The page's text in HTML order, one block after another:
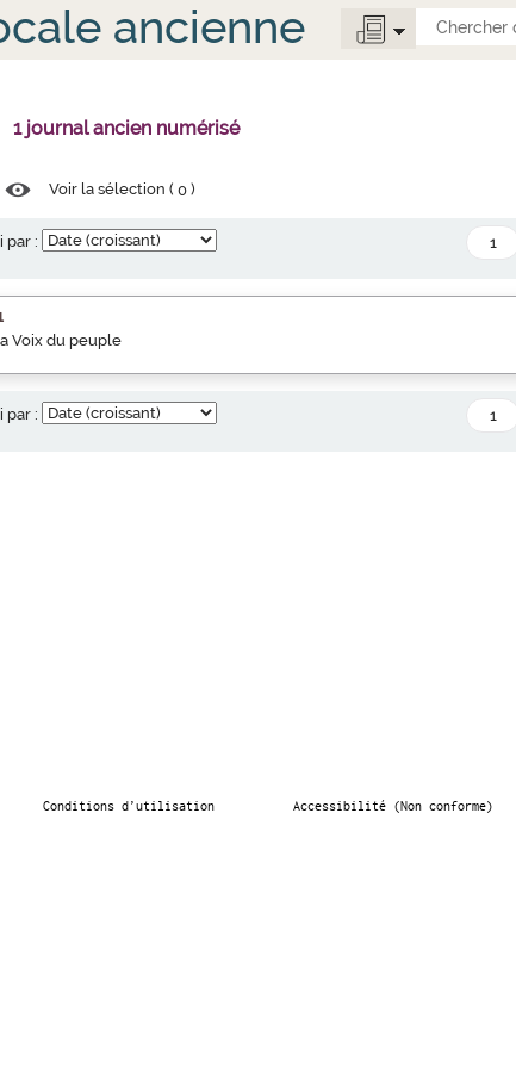
ancienne
1 journal ancien numérisé
Voir la sélection (0 )
par :
Voix du peuple
par :
Conditions d’utilisation Accessibilité (Non conforme)